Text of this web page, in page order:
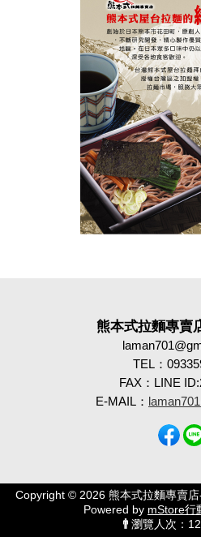
熊本式拉麵專賣
TEL：
FAX：LINE
E-MAIL：
Copyright © 2026 熊本式拉麵專賣
Powered by mStore行
瀏覽人次：